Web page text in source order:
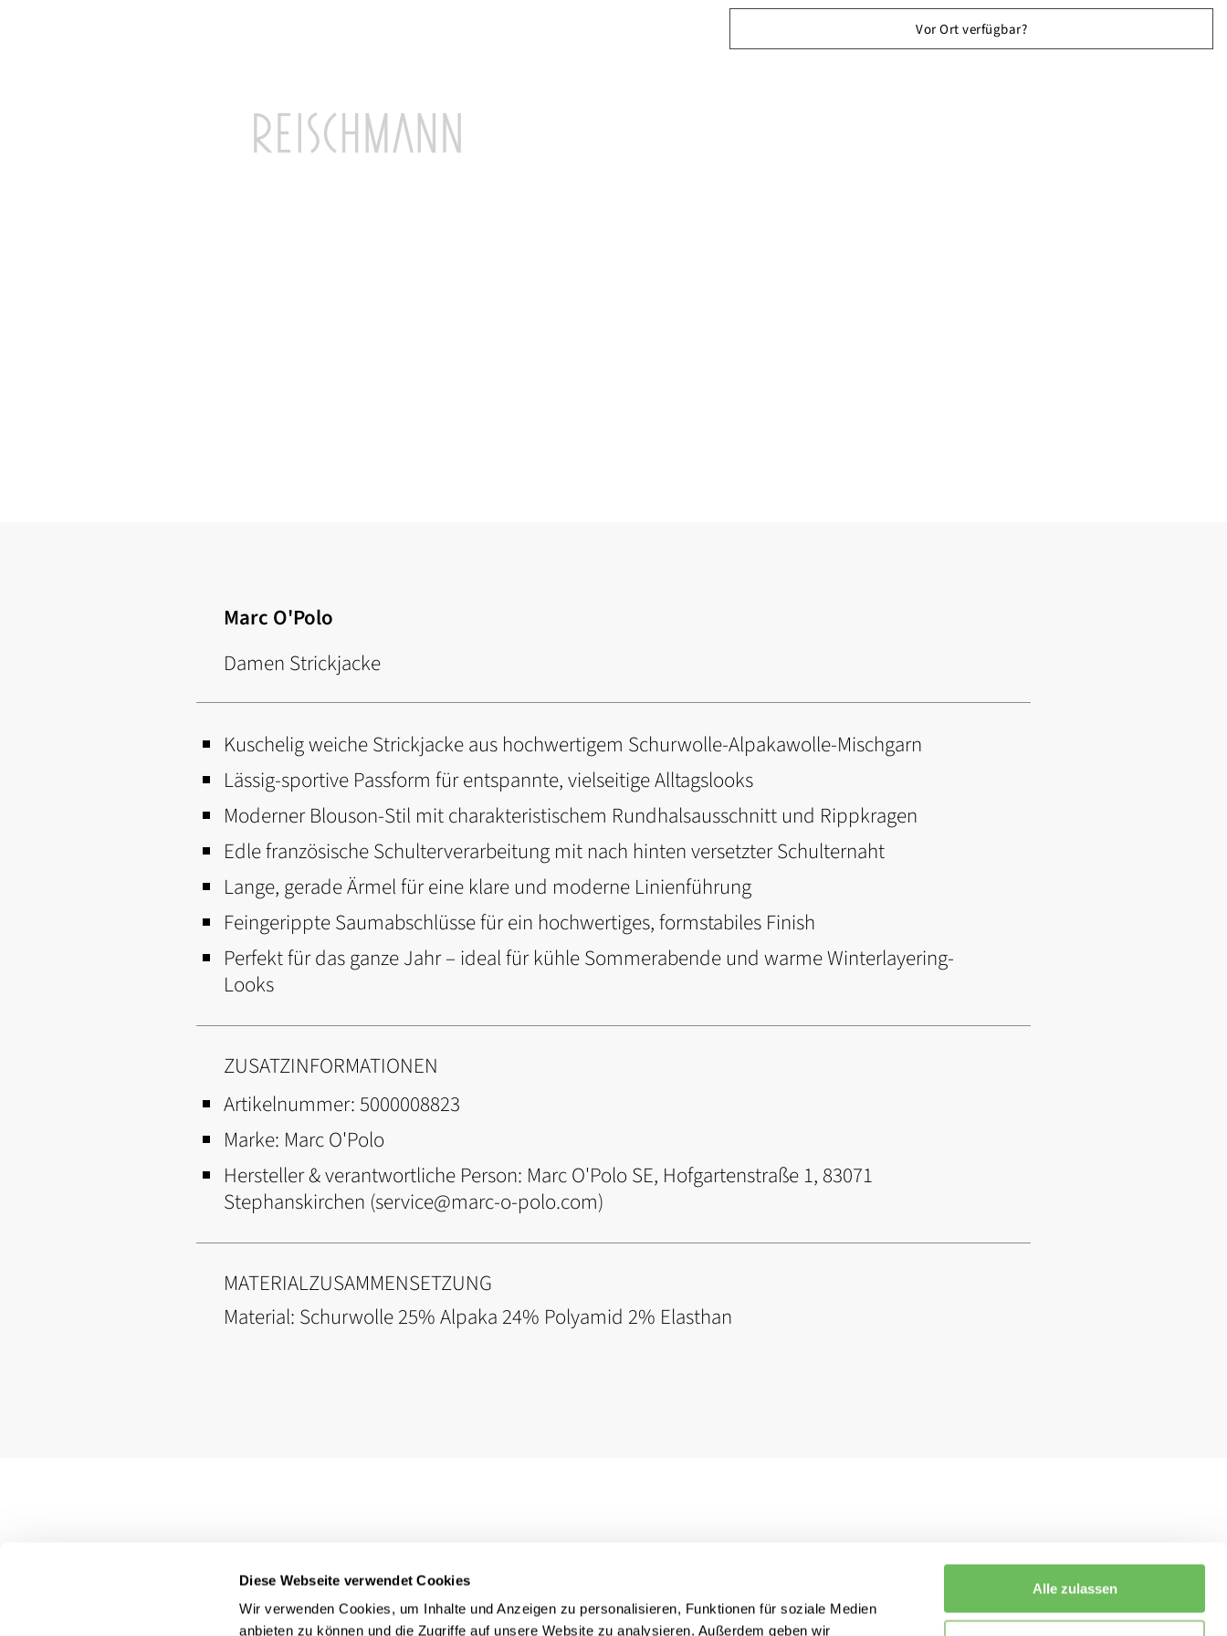
Diese Webseite verwendet Cookies
Wir verwenden Cookies, um Inhalte und Anzeigen zu personalisieren, Funktionen für soziale Medien
anbieten zu können und die Zugriffe auf unsere Website zu analysieren. Außerdem geben wir
Alle zulassen
Vor Ort verfügbar?
Marc O'Polo
Damen Strickjacke
Kuschelig weiche Strickjacke aus hochwertigem Schurwolle-Alpakawolle-Mischgarn
Lässig-sportive Passform für entspannte, vielseitige Alltagslooks
Moderner Blouson-Stil mit charakteristischem Rundhalsausschnitt und Rippkragen
Edle französische Schulterverarbeitung mit nach hinten versetzter Schulternaht
Lange, gerade Ärmel für eine klare und moderne Linienführung
Feingerippte Saumabschlüsse für ein hochwertiges, formstabiles Finish
Perfekt für das ganze Jahr – ideal für kühle Sommerabende und warme Winterlayering-
Looks
ZUSATZINFORMATIONEN
Artikelnummer:5000008823
Marke: Marc O'Polo
Hersteller & verantwortliche Person: Marc O'Polo SE, Hofgartenstraße 1, 83071
Stephanskirchen (service@marc-o-polo.com)
MATERIALZUSAMMENSETZUNG
Material: Schurwolle 25% Alpaka 24% Polyamid 2% Elasthan